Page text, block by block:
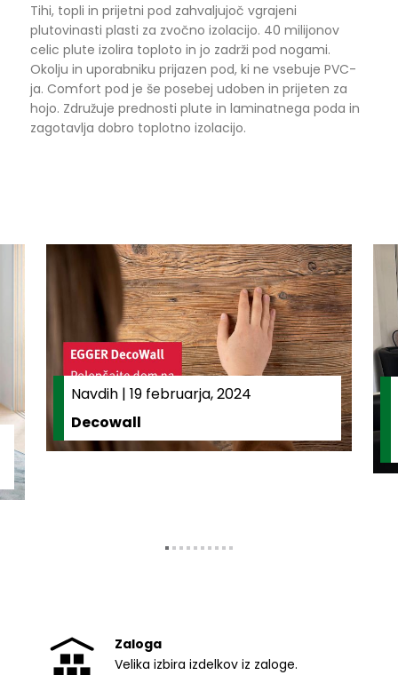
Tihi, topli in prijetni pod zahvaljujoč vgrajeni
plutovinasti plasti za zvočno izolacijo. 40 milijonov
celic plute izolira toploto in jo zadrži pod nogami.
Okolju in uporabniku prijazen pod, ki ne vsebuje PVC-
ja. Comfort pod je še posebej udoben in prijeten za
hojo. Združuje prednosti plute in laminatnega poda in
zagotavlja dobro toplotno izolacijo.
Navdih | 19 februarja, 2024
Decowall
Zaloga
Velika izbira izdelkov iz zaloge.